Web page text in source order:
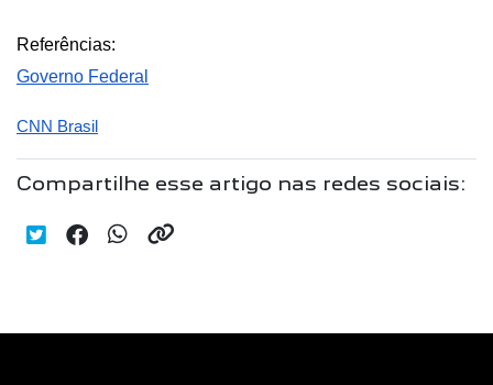
Referências:
Governo Federal
CNN Brasil
Compartilhe esse artigo nas redes sociais: